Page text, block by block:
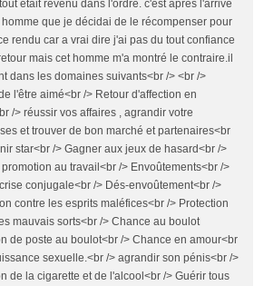
était revenu dans l'ordre. c'est après l'arrivé
que je décidai de le récompenser pour
rendu car a vrai dire j'ai pas du tout confiance
mais cet homme m'a montré le contraire.il
dans les domaines suivants<br /> <br />
l'être aimé<br /> Retour d'affection en
/> réussir vos affaires , agrandir votre
et trouver de bon marché et partenaires<br
star<br /> Gagner aux jeux de hasard<br />
au travail<br /> Envoûtements<br />
conjugale<br /> Dés-envoûtement<br />
contre les esprits maléfices<br /> Protection
mauvais sorts<br /> Chance au boulot
de poste au boulot<br /> Chance en amour<br
sexuelle.<br /> agrandir son pénis<br />
de la cigarette et de l'alcool<br /> Guérir tous